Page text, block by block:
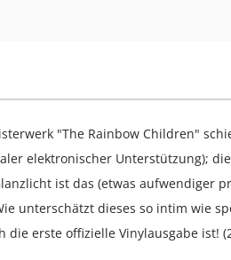
"The Rainbow Children"
elektronischer Unterstützung);
ist das (etwas aufwendiger
unterschätzt dieses so intim wie
erste offizielle Vinylausgabe ist!